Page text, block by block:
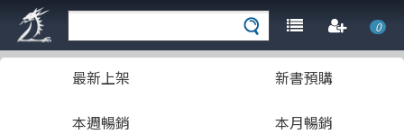
0
最新上架 新書預購
本週暢銷 本月暢銷